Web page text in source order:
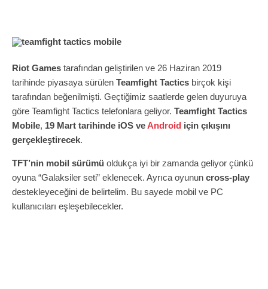
Riot Games tarafından geliştirilen ve 26 Haziran 2019
tarihinde piyasaya sürülen Teamfight Tactics birçok kişi
tarafından beğenilmişti. Geçtiğimiz saatlerde gelen duyuruya
göre Teamfight Tactics telefonlara geliyor. Teamfight Tactics
Mobile, 19 Mart tarihinde iOS veAndroid için çıkışını
gerçekleştirecek.
TFT’nin mobil sürümü oldukça iyi bir zamanda geliyor çünkü
oyuna “Galaksiler seti” eklenecek. Ayrıca oyunun cross-play
destekleyeceğini de belirtelim. Bu sayede mobil ve PC
kullanıcıları eşleşebilecekler.